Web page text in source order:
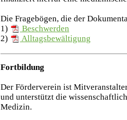
Die Fragebögen, die der
1)
Beschwerden
2)
Alltagsbewältigung
Fortbildung
Der Förderverein ist
und unterstützt die
Medizin.